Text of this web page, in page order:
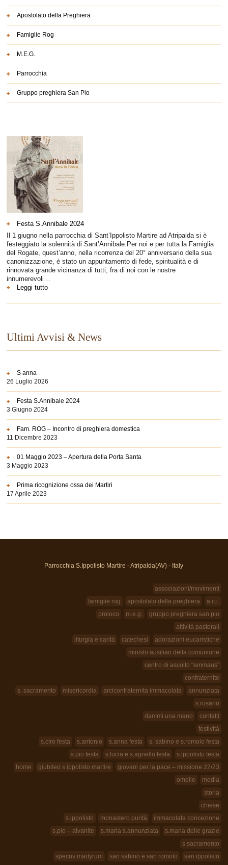
Apostolato della Preghiera
Famiglie Rog
M.E.G.
Parrocchia
Gruppo preghiera San Pio
Festa S.Annibale 2024
Il 1 giugno nella parrocchia di Sant’Ippolisto Martire ad Atripalda si è
festeggiato la solennità di Sant’Annibale.Per noi e per tutta la Famiglia
del Rogate, quest’anno, nella ricorrenza del 20° anniversario della sua
canonizzazione, è stato un appuntamento di fede, spiritualità e di
rinnovata grande vicinanza di tutti, fra di noi con le nostre
innumerevoli…
Leggi tutto:
S.Annibale
Ultimi Avvisi & News
S anna
26 Luglio 2026
Festa S.Annibale 2024
3 Giugno 2024
Fam. ROG – Incontro di preghiera domestica
11 Dicembre 2023
01 Maggio 2023 – Apertura della Porta Santa
3 Maggio 2023
Prima ricognizione ossa dei Martiri
17 Aprile 2023
Parrocchia S.Ippolisto Martire - Atripalda(AV) - Italy
associazioni/movimenti
a.c.i.
apostolato della preghiera
famiglie rog
gruppo preghiera san pio
m.e.g.
proloco
attività pastorali
adorazioni eucaristiche
catechesi
liturgia e carità
ministri ausiliari della comunione
centro di ascolto “emmaus”
confraternite
annunziata
arciconfraternita immacolata
misericordia
s. sacramento
s.rosario
contatti
dammi una mano
festività
s. sabino e s.romolo festa
s.anna festa
s.antonio
s.ciro festa
s.ippolisto festa
s.lucia e s.agnello festa
s.pio festa
giovani per la pace – missione 22/23
giubileo s.ippolisto martire
home
media
omelie
storia
chiese
immacolata concezione
monastero purità
s.ippolisto
s.maria delle grazie
s.maria s.annunziata
s.pio – alvanite
s.sacramento
san ippolisto
san sabino e san romolo
specus martyrum